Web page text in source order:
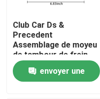
Maison
Club Car Ds &
Precedent
Assemblage de moyeu
de tambour de frein
OEM
envoyer une